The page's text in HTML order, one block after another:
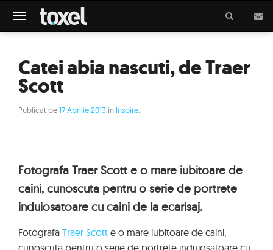
Meniu
Catei abia nascuti, de Traer
Scott
Publicat pe17 Aprilie 2013 in Inspire
Fotografa Traer Scott e o mare iubitoare de
caini, cunoscuta pentru o serie de portrete
induiosatoare cu caini de la ecarisaj.
Fotografa Traer Scott e o mare iubitoare de caini,
cunoscuta pentru o serie de portrete induiosatoare cu